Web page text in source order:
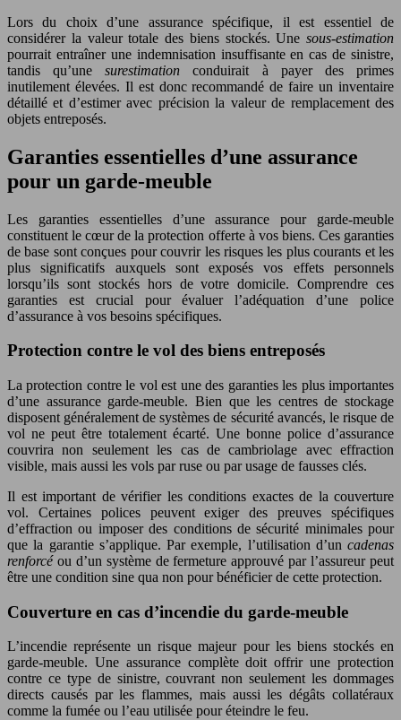
Lors du choix d’une assurance spécifique, il est essentiel de
considérer la valeur totale des biens stockés. Une sous-estimation
pourrait entraîner une indemnisation insuffisante en cas de sinistre,
tandis qu’unesurestimationconduirait à payer des primes
inutilement élevées. Il est donc recommandé de faire un inventaire
détaillé et d’estimer avec précision la valeur de remplacement des
objets entreposés.
Garanties essentielles d’une assurance
pour un garde-meuble
Les garanties essentielles d’une assurance pour garde-meuble
constituent le cœur de la protection offerte à vos biens. Ces garanties
de base sont conçues pour couvrir les risques les plus courants et les
plus significatifs auxquels sont exposés vos effets personnels
lorsqu’ils sont stockés hors de votre domicile. Comprendre ces
garanties est crucial pour évaluer l’adéquation d’une police
d’assurance à vos besoins spécifiques.
Protection contre le vol des biens entreposés
La protection contre le vol est une des garanties les plus importantes
d’une assurance garde-meuble. Bien que les centres de stockage
disposent généralement de systèmes de sécurité avancés, le risque de
vol ne peut être totalement écarté. Une bonne police d’assurance
couvrira non seulement les cas de cambriolage avec effraction
visible, mais aussi les vols par ruse ou par usage de fausses clés.
Il est important de vérifier les conditions exactes de la couverture
vol. Certaines polices peuvent exiger des preuves spécifiques
d’effraction ou imposer des conditions de sécurité minimales pour
que la garantie s’applique. Par exemple, l’utilisation d’un cadenas
renforcé ou d’un système de fermeture approuvé par l’assureur peut
être une condition sine qua non pour bénéficier de cette protection.
Couverture en cas d’incendie du garde-meuble
L’incendie représente un risque majeur pour les biens stockés en
garde-meuble. Une assurance complète doit offrir une protection
contre ce type de sinistre, couvrant non seulement les dommages
directs causés par les flammes, mais aussi les dégâts collatéraux
comme la fumée ou l’eau utilisée pour éteindre le feu.